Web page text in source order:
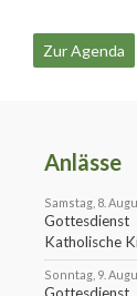
Zur Agenda
Anlässe
Samstag, 8.
Gottesdienst
Katholische
Sonntag, 9.